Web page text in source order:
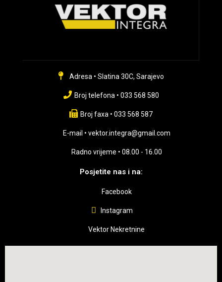
Adresa • Slatina 30C, Sarajevo
Broj telefona • 033 568 580
Broj faxa • 033 568 587
E-mail • vektor.integra@gmail.com
Radno vrijeme • 08.00 - 16.00
Posjetite nas i na:
Facebook
Instagram
Vektor Nekretnine